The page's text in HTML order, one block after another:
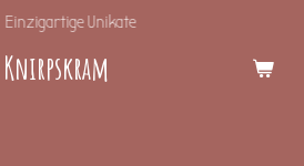
Knirpskram
Einzigartige Unikate